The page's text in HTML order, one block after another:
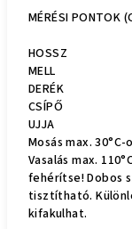
MÉRÉSI PONTOK
HOSSZ
MELL
DERÉK
CSÍPŐ
UJJA
Mosás max.
Vasalás max.
fehérítse! Dobos
tisztítható.
kifakulhat.